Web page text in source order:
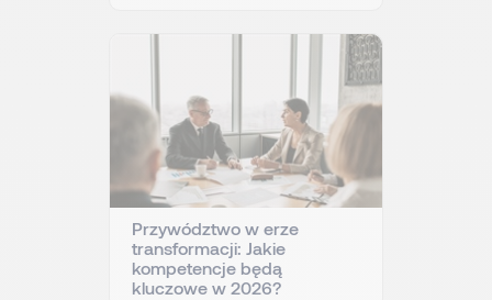
Przywództwo w erze
transformacji: Jakie
kompetencje będą
kluczowe w 2026?